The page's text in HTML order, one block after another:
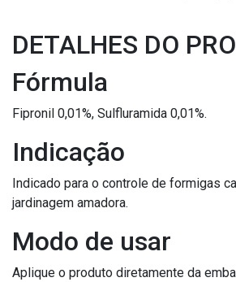
DETALHES DO
Fórmula
Fipronil 0,01%, Sulfluramida 0,01%.
Indicação
Indicado para o controle de formigas
jardinagem amadora.
Modo de usar
Aplique o produto diretamente da